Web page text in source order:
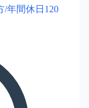
/年間休日120